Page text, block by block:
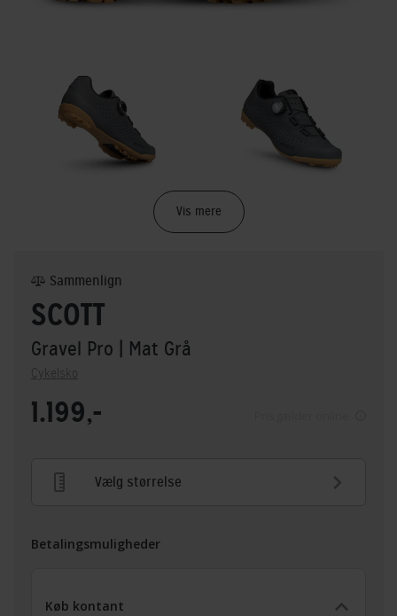
Vis mere
SCOTT
Gravel Pro | Mat Grå
Cykelsko
Sammenlign
1.199,-
Vælg størrelse
Betalingsmuligheder
Køb kontant